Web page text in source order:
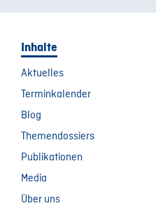
Inhalte
Aktuelles
Terminkalender
Blog
Themendossiers
Publikationen
Media
Über uns